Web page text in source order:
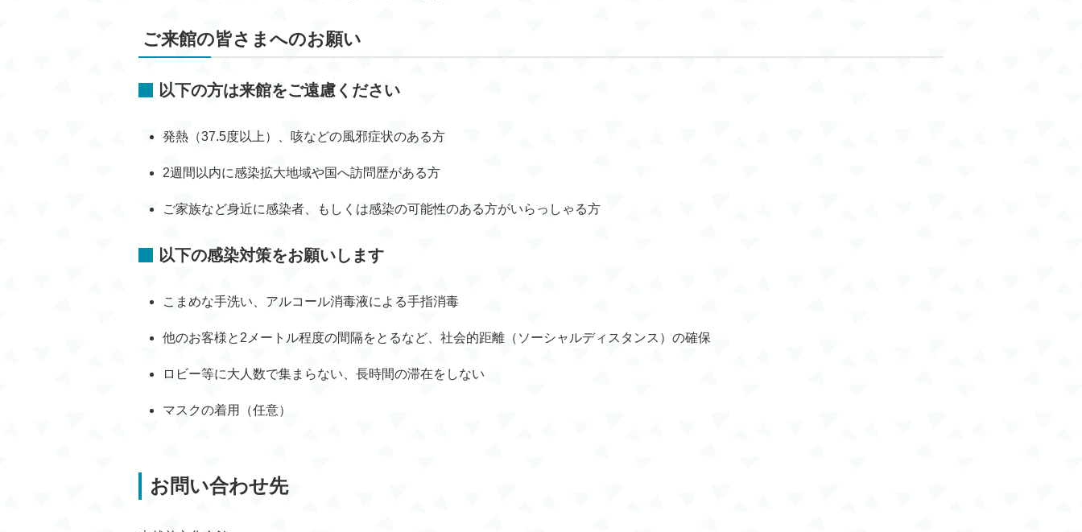
ご来館の皆さまへのお願い
以下の方は来館をご遠慮ください
発熱（37.5度以上）、咳などの風邪症状のある方
2週間以内に感染拡大地域や国へ訪問歴がある方
ご家族など身近に感染者、もしくは感染の可能性のある方がいらっしゃる方
以下の感染対策をお願いします
こまめな手洗い、アルコール消毒液による手指消毒
他のお客様と2メートル程度の間隔をとるなど、社会的距離（ソーシャルディスタンス）の確保
ロビー等に大人数で集まらない、長時間の滞在をしない
マスクの着用（任意）
お問い合わせ先